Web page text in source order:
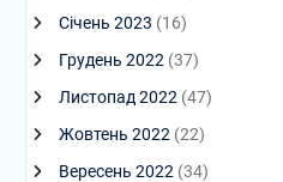
Січень 2023 (16)
Грудень 2022 (37)
Листопад 2022 (47)
Жовтень 2022 (22)
Вересень 2022 (34)